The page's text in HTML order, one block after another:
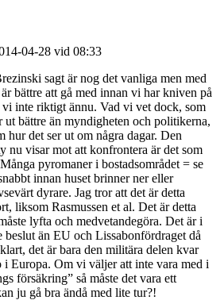
04-28 vid 08:33
sagt är nog det vanliga men med
bättre att gå med innan vi har kniven på
vi inte riktigt ännu. Vad vi vet dock, som
ut bättre än myndigheten och politikerna,
hur det ser ut om några dagar. Den
nu visar mot att konfrontera är det som
pyromaner i bostadsområdet = se
innan huset brinner ner eller
dyrare. Jag tror att det är detta
liksom Rasmussen et al. Det är detta
lyfta och medvetandegöra. Det är i
beslut än EU och Lissabonfördraget då
det är bara den militära delen kvar
i Europa. Om vi väljer att inte vara med i
försäkring” så måste det vara ett
ju gå bra ändå med lite tur?!